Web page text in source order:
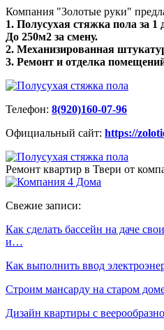
Компания "Золотые руки"
1. Полусухая стяжка пола за 1
До 250м2 за смену.
2. Механизированная
3. Ремонт и отделка
Телефон: 8(920)160-07-96
Официальный сайт: https://
Ремонт квартир в Твери от
Свежие записи:
Как сделать бассейн на даче
и…
Как выполнить ввод
Строим мансарду на старом
Дизайн квартиры с